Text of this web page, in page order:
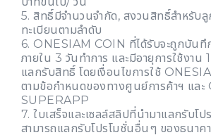
5. สิทธิ์มีจำนวนจำกัด, สงวนสิทธิ์สำหรับ
ทะเบียนตามลำดับ
6. ONESIAM COIN ที่ได้รับจะถูกบันทึ
ภายใน 3 วันทำการ และมีอายุการใช้งาน
แลกรับสิทธิ์ โดยเงื่อนไขการใช้
ตามข้อกำหนดของทางศูนย์การค้าฯ และ
SUPERAPP
7. ใบเสร็จและเซลล์สลิปที่นำมาแลกรับโ
สามารถแลกรับโปรโมชั่นอื่นๆ ของธนาค